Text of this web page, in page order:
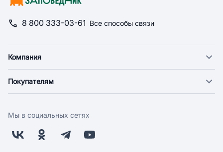
8 800 333-03-61 Все способы связи
Компания
Новости
Поставщикам
Заводчикам
Покупателям
Оплата
Бонусная программа
Мы в социальных сетях